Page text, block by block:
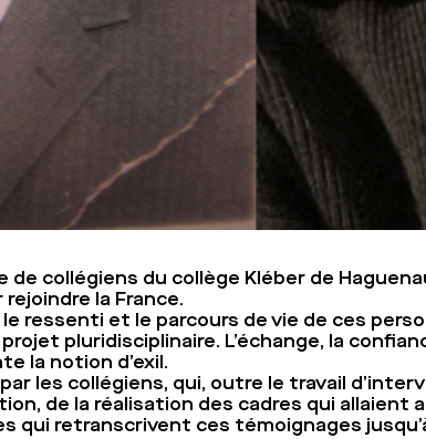
de collégiens du collège Kléber de
la France.
ressenti et le parcours de vie de ces
pluridisciplinaire. L’échange, la
la notion d’exil.
les collégiens, qui, outre le travail
de la réalisation des cadres qui allaient
qui retranscrivent ces témoignages